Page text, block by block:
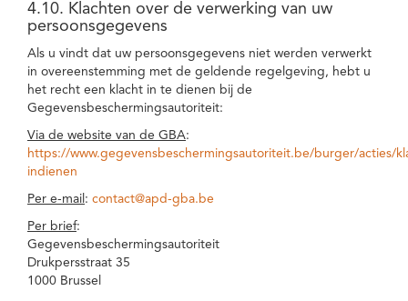
4.10. Klachten over de verwerking van uw
persoonsgegevens
Als u vindt dat uw persoonsgegevens niet werden verwerkt
in overeenstemming met de geldende regelgeving, hebt u
het recht een klacht in te dienen bij de
Gegevensbeschermingsautoriteit:
Via de website van de GBA:
https://www.gegevensbeschermingsautoriteit.be/burger/acties/
indienen
Per e-mail : contact@apd-gba.be
Per brief:
Gegevensbeschermingsautoriteit
Drukpersstraat 35
1000 Brussel